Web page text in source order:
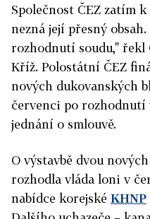
Společnost ČEZ zatím k
nezná její přesný
rozhodnutí soudu," řekl
Kříž. Polostátní ČEZ
nových dukovanských
červenci po rozhodnutí
jednání o smlouvě.
O výstavbě dvou
rozhodla vláda loni v
nabídce korejské KHNP